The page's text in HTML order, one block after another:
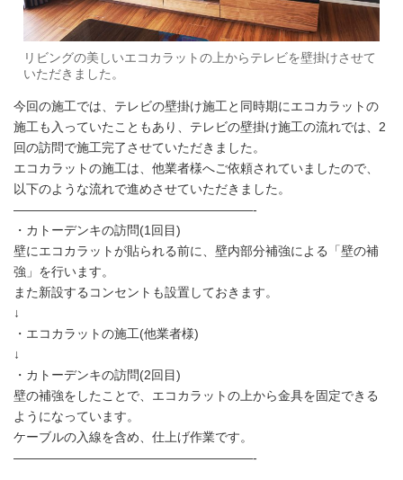
リビングの美しいエコカラットの上からテレビを壁掛けさせて
いただきました。
今回の施工では、テレビの壁掛け施工と同時期にエコカラットの
施工も入っていたこともあり、テレビの壁掛け施工の流れでは、2
回の訪問で施工完了させていただきました。
エコカラットの施工は、他業者様へご依頼されていましたので、
以下のような流れで進めさせていただきました。
———————————————————-
・カトーデンキの訪問(1回目)
壁にエコカラットが貼られる前に、壁内部分補強による「壁の補
強」を行います。
また新設するコンセントも設置しておきます。
↓
・エコカラットの施工(他業者様)
↓
・カトーデンキの訪問(2回目)
壁の補強をしたことで、エコカラットの上から金具を固定できる
ようになっています。
ケーブルの入線を含め、仕上げ作業です。
———————————————————-